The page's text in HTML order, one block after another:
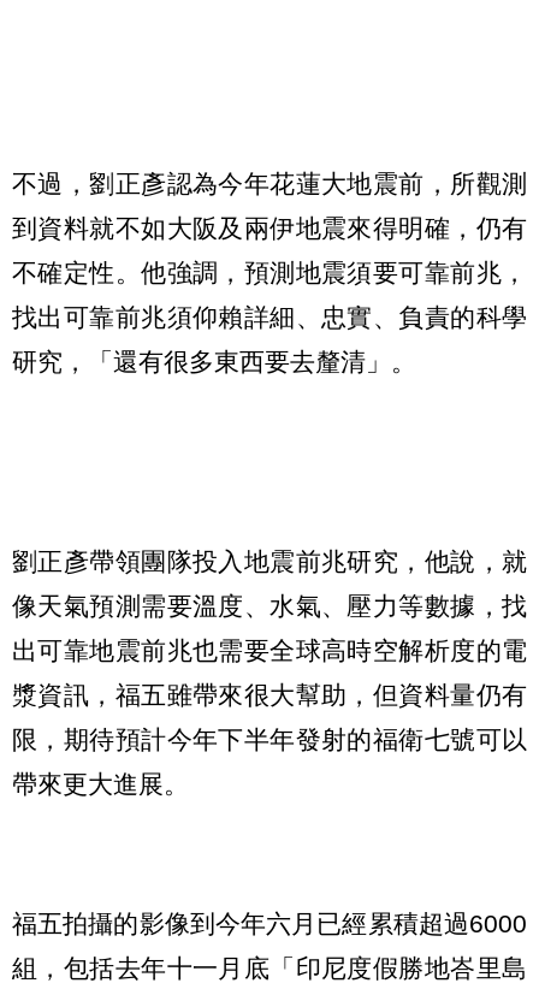
不過，劉正彥認為今年花蓮大地震前，所觀測
到資料就不如大阪及兩伊地震來得明確，仍有
不確定性。他強調，預測地震須要可靠前兆，
找出可靠前兆須仰賴詳細、忠實、負責的科學
研究，「還有很多東西要去釐清」。
劉正彥帶領團隊投入地震前兆研究，他說，就
像天氣預測需要溫度、水氣、壓力等數據，找
出可靠地震前兆也需要全球高時空解析度的電
漿資訊，福五雖帶來很大幫助，但資料量仍有
限，期待預計今年下半年發射的福衛七號可以
帶來更大進展。
福五拍攝的影像到今年六月已經累積超過6000
組，包括去年十一月底「印尼度假勝地峇里島